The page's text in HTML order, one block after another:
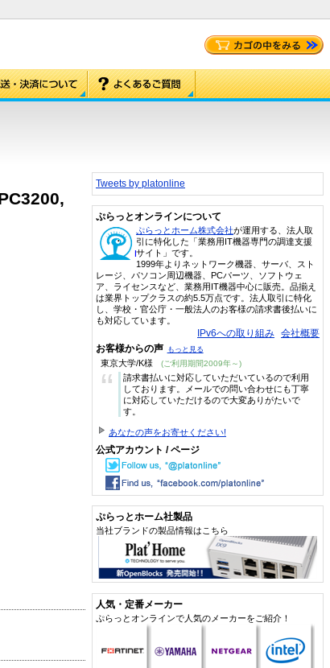
Tweets by platonline
ぷらっとオンラインについて
ぷらっとホーム株式会社が運用する、法人取
引に特化した「業務用IT機器専門の調達支援
サイト」です。
1999年よりネットワーク機器、サーバ、スト
レージ、パソコン周辺機器、PCパーツ、ソフトウェ
ア、ライセンスなど、業務用IT機器中心に販売。品揃え
は業界トップクラスの約5.5万点です。法人取引に特化
し、学校・官公庁・一般法人のお客様の請求書後払いに
も対応しています。
IPv6への取り組み 会社概要
お客様からの声 もっと見る
東京大学/K様 (ご利用期間2009年～)
“
請求書払いに対応していただいているので利用
しております。メールでの問い合わせにも丁寧
に対応していただけるので大変ありがたいで
す。
あなたの声をお寄せください!
公式アカウント / ページ
ぷらっとホーム社製品
当社ブランドの製品情報はこちら
人気・定番メーカー
ぷらっとオンラインで人気のメーカーをご紹介！